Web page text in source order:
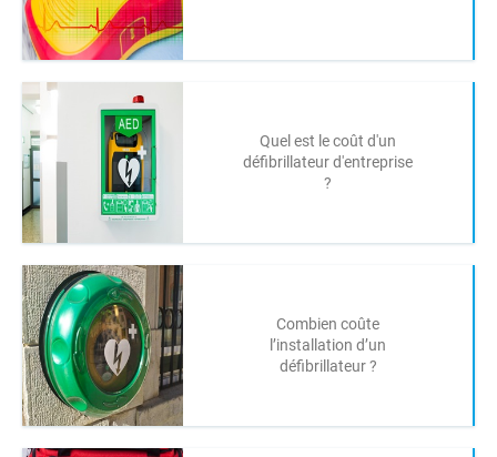
Quel est le coût d'un
défibrillateur d'entreprise
?
Combien coûte
l’installation d’un
défibrillateur ?